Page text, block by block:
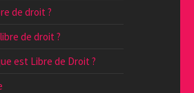
de droit ?
de droit ?
est Libre de Droit ?